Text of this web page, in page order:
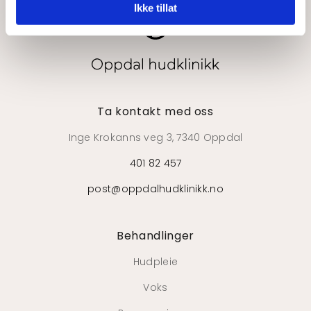
Ikke tillat
Ta kontakt med oss
Inge Krokanns veg 3, 7340 Oppdal
401 82 457
post@oppdalhudklinikk.no
Behandlinger
Hudpleie
Voks